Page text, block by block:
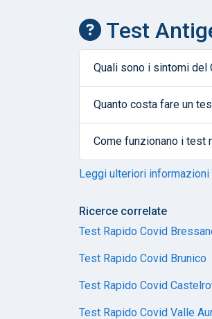
Test
Quali sono i sintomi del
Quanto costa fare un
Come funzionano i test
Leggi ulteriori informazioni
Ricerce correlate
Test Rapido Covid
Test Rapido Covid Brunico
Test Rapido Covid
Test Rapido Covid Valle